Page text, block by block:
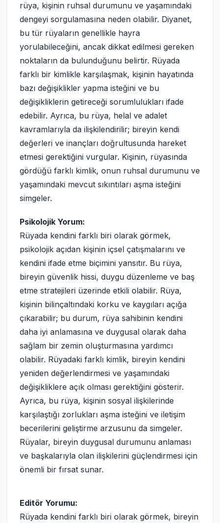
rüya, kişinin ruhsal durumunu ve yaşamındaki
dengeyi sorgulamasına neden olabilir. Diyanet,
bu tür rüyaların genellikle hayra
yorulabileceğini, ancak dikkat edilmesi gereken
noktaların da bulunduğunu belirtir. Rüyada
farklı bir kimlikle karşılaşmak, kişinin hayatında
bazı değişiklikler yapma isteğini ve bu
değişikliklerin getireceği sorumlulukları ifade
edebilir. Ayrıca, bu rüya, helal ve adalet
kavramlarıyla da ilişkilendirilir; bireyin kendi
değerleri ve inançları doğrultusunda hareket
etmesi gerektiğini vurgular. Kişinin, rüyasında
gördüğü farklı kimlik, onun ruhsal durumunu ve
yaşamındaki mevcut sıkıntıları aşma isteğini
simgeler.
Psikolojik Yorum:
Rüyada kendini farklı biri olarak görmek,
psikolojik açıdan kişinin içsel çatışmalarını ve
kendini ifade etme biçimini yansıtır. Bu rüya,
bireyin güvenlik hissi, duygu düzenleme ve baş
etme stratejileri üzerinde etkili olabilir. Rüya,
kişinin bilinçaltındaki korku ve kaygıları açığa
çıkarabilir; bu durum, rüya sahibinin kendini
daha iyi anlamasına ve duygusal olarak daha
sağlam bir zemin oluşturmasına yardımcı
olabilir. Rüyadaki farklı kimlik, bireyin kendini
yeniden değerlendirmesi ve yaşamındaki
değişikliklere açık olması gerektiğini gösterir.
Ayrıca, bu rüya, kişinin sosyal ilişkilerinde
karşılaştığı zorlukları aşma isteğini ve iletişim
becerilerini geliştirme arzusunu da simgeler.
Rüyalar, bireyin duygusal durumunu anlaması
ve başkalarıyla olan ilişkilerini güçlendirmesi için
önemli bir fırsat sunar.
Editör Yorumu:
Rüyada kendini farklı biri olarak görmek, bireyin